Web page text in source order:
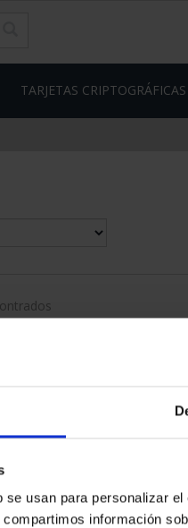
usan para personalizar
información
TARJETAS CRIPTOGRÁFICAS